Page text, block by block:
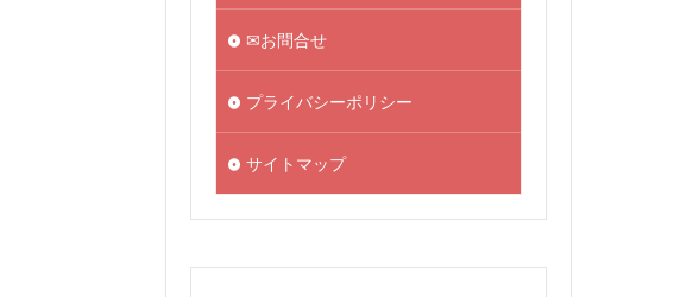
✉お問合せ
プライバシーポリシー
サイトマップ